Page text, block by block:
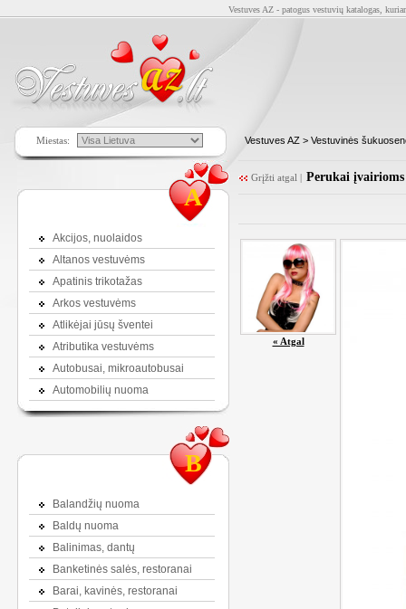
Vestuves AZ - patogus vestuvių katalogas,
Miestas: Vestuves AZ > Vestuvinės
A
Akcijos, nuolaidos
Altanos vestuvėms
Apatinis trikotažas
Arkos vestuvėms
Atlikėjai jūsų šventei
Atributika vestuvėms
Autobusai, mikroautobusai
Automobilių nuoma
B
Balandžių nuoma
Baldų nuoma
Balinimas, dantų
Banketinės salės, restoranai
Barai, kavinės, restoranai
Grįžti atgal | Perukai įvairioms
« Atgal